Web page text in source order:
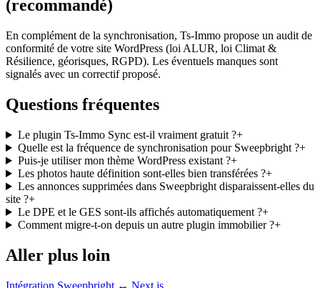
(recommandé)
En complément de la synchronisation, Ts-Immo propose un audit de
conformité de votre site WordPress (loi ALUR, loi Climat &
Résilience, géorisques, RGPD). Les éventuels manques sont
signalés avec un correctif proposé.
Questions fréquentes
Le plugin Ts-Immo Sync est-il vraiment gratuit ?+
Quelle est la fréquence de synchronisation pour Sweepbright ?+
Puis-je utiliser mon thème WordPress existant ?+
Les photos haute définition sont-elles bien transférées ?+
Les annonces supprimées dans Sweepbright disparaissent-elles du
site ?+
Le DPE et le GES sont-ils affichés automatiquement ?+
Comment migre-t-on depuis un autre plugin immobilier ?+
Aller plus loin
Intégration Sweepbright ↔ Next.js